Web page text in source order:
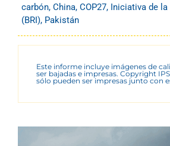
carbón, China, COP27, Iniciativa de la
(BRI), Pakistán
Este informe incluye imágenes de
ser bajadas e impresas. Copyright
sólo pueden ser impresas junto con